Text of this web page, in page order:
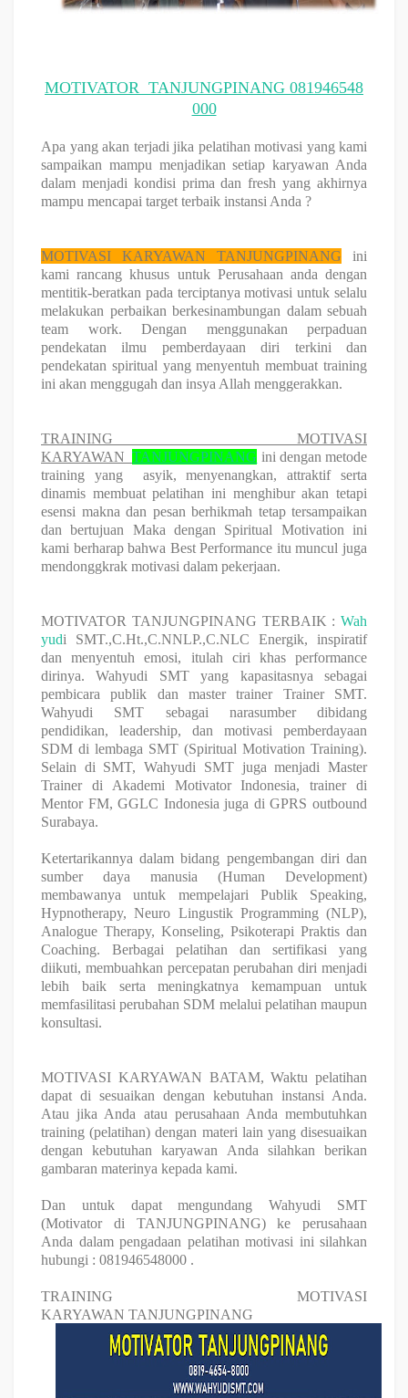
MOTIVATOR TANJUNGPINANG 081946548
000
Apa yang akan terjadi jika pelatihan motivasi yang kami
sampaikan mampu menjadikan setiap karyawan Anda
dalam menjadi kondisi prima dan fresh yang akhirnya
mampu mencapai target terbaik instansi Anda ?
MOTIVASI KARYAWAN TANJUNGPINANG
ini
kami rancang khusus untuk Perusahaan anda dengan
mentitik-beratkan pada terciptanya motivasi untuk selalu
melakukan perbaikan berkesinambungan dalam sebuah
team work. Dengan menggunakan perpaduan
pendekatan ilmu pemberdayaan diri terkini dan
pendekatan spiritual yang menyentuh membuat training
ini akan menggugah dan insya Allah menggerakkan.
TRAINING MOTIVASI
KARYAWANTANJUNGPINANG ini dengan metode
training yang asyik, menyenangkan, attraktif serta
dinamis membuat pelatihan ini menghibur akan tetapi
esensi makna dan pesan berhikmah tetap tersampaikan
dan bertujuan Maka dengan Spiritual Motivation ini
kami berharap bahwa Best Performance itu muncul juga
mendonggkrak motivasi dalam pekerjaan.
MOTIVATOR TANJUNGPINANG TERBAIK : Wah
yudi SMT.,C.Ht.,C.NNLP.,C.NLC Energik, inspiratif
dan menyentuh emosi, itulah ciri khas performance
dirinya. Wahyudi SMT yang kapasitasnya sebagai
pembicara publik dan master trainer Trainer SMT.
Wahyudi SMT sebagai narasumber dibidang
pendidikan, leadership, dan motivasi pemberdayaan
SDM di lembaga SMT (Spiritual Motivation Training).
Selain di SMT, Wahyudi SMT juga menjadi Master
Trainer di Akademi Motivator Indonesia, trainer di
Mentor FM, GGLC Indonesia juga di GPRS outbound
Surabaya.
Ketertarikannya dalam bidang pengembangan diri dan
sumber daya manusia (Human Development)
membawanya untuk mempelajari Publik Speaking,
Hypnotherapy, Neuro Lingustik Programming (NLP),
Analogue Therapy, Konseling, Psikoterapi Praktis dan
Coaching. Berbagai pelatihan dan sertifikasi yang
diikuti, membuahkan percepatan perubahan diri menjadi
lebih baik serta meningkatnya kemampuan untuk
memfasilitasi perubahan SDM melalui pelatihan maupun
konsultasi.
MOTIVASI KARYAWAN BATAM, Waktu pelatihan
dapat di sesuaikan dengan kebutuhan instansi Anda.
Atau jika Anda atau perusahaan Anda membutuhkan
training (pelatihan) dengan materi lain yang disesuaikan
dengan kebutuhan karyawan Anda silahkan berikan
gambaran materinya kepada kami.
Dan untuk dapat mengundang Wahyudi SMT
(Motivator di TANJUNGPINANG) ke perusahaan
Anda dalam pengadaan pelatihan motivasi ini silahkan
hubungi : 081946548000 .
TRAINING MOTIVASI
KARYAWAN TANJUNGPINANG